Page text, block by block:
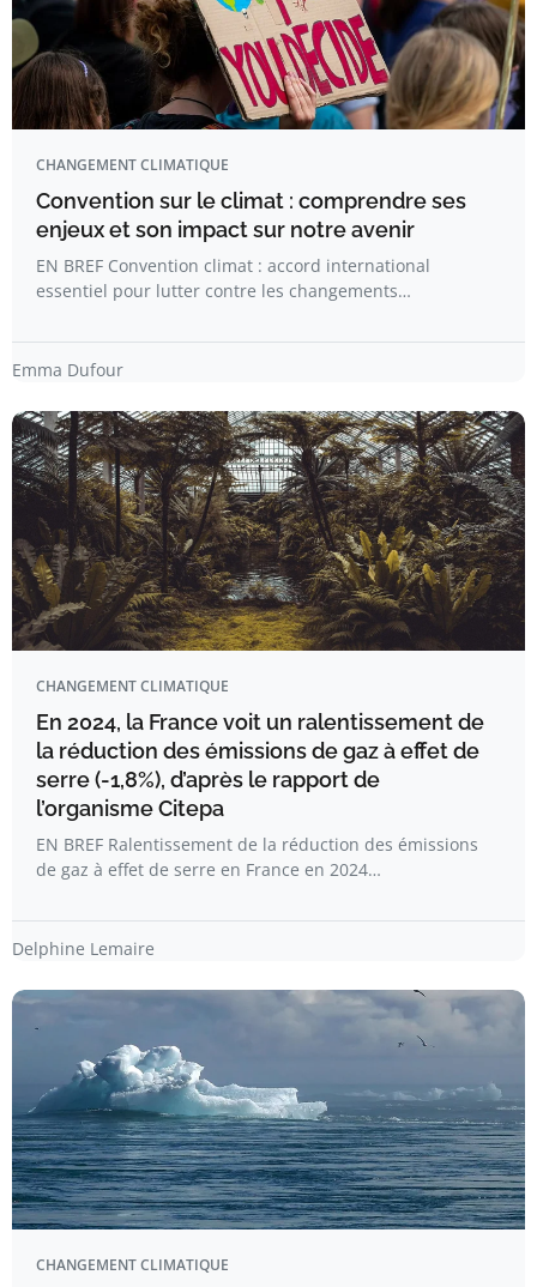
CHANGEMENT CLIMATIQUE
Convention sur le climat : comprendre ses
enjeux et son impact sur notre avenir
EN BREF Convention climat : accord international
essentiel pour lutter contre les changements…
Emma Dufour
CHANGEMENT CLIMATIQUE
En 2024, la France voit un ralentissement de
la réduction des émissions de gaz à effet de
serre (-1,8%), d’après le rapport de
l’organisme Citepa
EN BREF Ralentissement de la réduction des émissions
de gaz à effet de serre en France en 2024…
Delphine Lemaire
CHANGEMENT CLIMATIQUE